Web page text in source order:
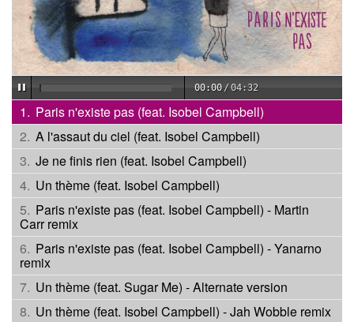
00:00 /04:32
Paris n'existe pas (feat. Isobel Campbell)
A l'assaut du ciel (feat. Isobel Campbell)
Je ne finis rien (feat. Isobel Campbell)
Un thème (feat. Isobel Campbell)
Paris n'existe pas (feat. Isobel Campbell) - Martin
Carr remix
Paris n'existe pas (feat. Isobel Campbell) - Yanarno
remix
Un thème (feat. Sugar Me) - Alternate version
Un thème (feat. Isobel Campbell) - Jah Wobble remix